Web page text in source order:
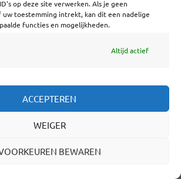
op deze site verwerken. Als je geen
toestemming intrekt, kan dit een nadelige
functies en mogelijkheden.
Altijd actief
ACCEPTEREN
WEIGER
BEWAREN
TivoliVredenburg
niet over muziek, maar over
gooien. Volgens de auteur
werkgevers... Lees verder